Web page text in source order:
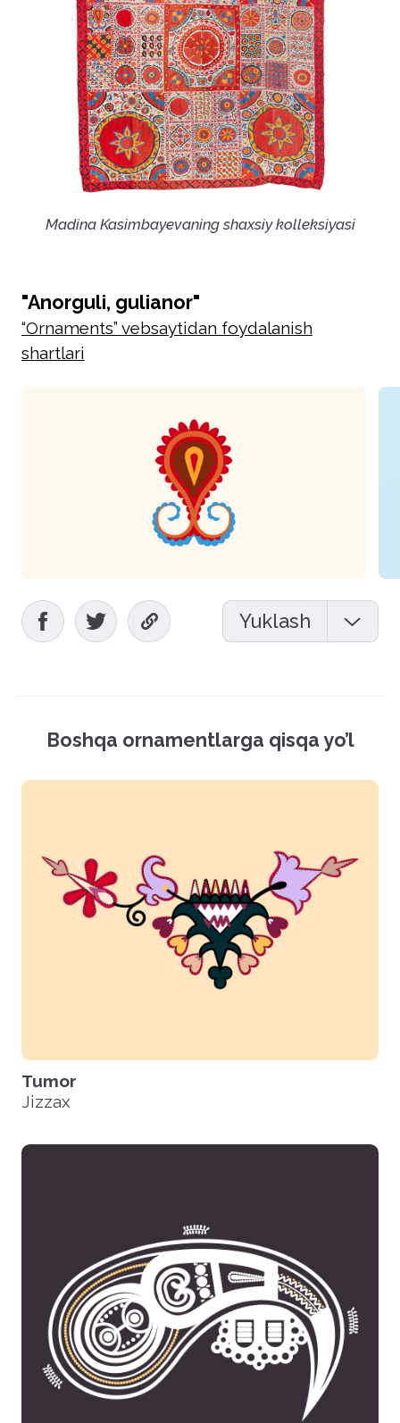
Madina Kasimbayevaning shaxsiy kolleksiyasi
"Anorguli, gulianor"
“Ornaments” vebsaytidan foydalanish
shartlari
Yuklash
Rasmlar (PNG)
Boshqa ornamentlarga qisqa yo’l
Tumor
Jizzax